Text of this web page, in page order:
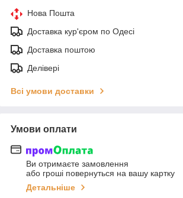
Нова Пошта
Доставка кур'єром по Одесі
Доставка поштою
Делівері
Всі умови доставки
Умови оплати
Ви отримаєте замовлення
або гроші повернуться на вашу картку
Детальніше